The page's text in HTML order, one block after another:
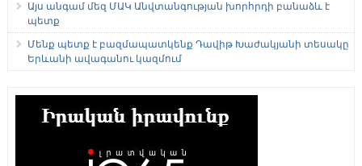
Այս անգամ մեզ ՄԱԿ Անվտանգության խորհրդի բանաձև է
պետք
Մենք պետք է բազմապատկենք Դավիթ Խաժակյանի տեսակը
Երևանի ավագանու կազմում